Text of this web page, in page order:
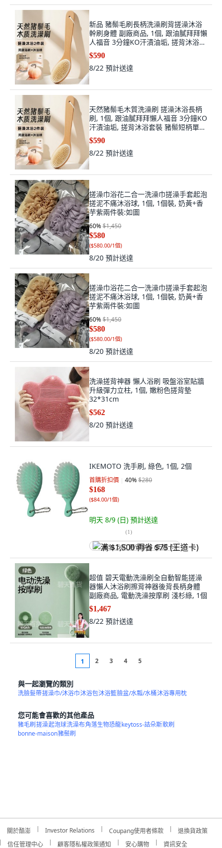
新品 豬鬃毛刷長柄洗澡刷背搓澡沐浴
幹刷身體 副廠商品, 1個, 跟油膩拜拜懶
人福音 3分鐘KO汗漬油垢, 搓背沐浴套
裝 豬鬃短柄單面刷+浴球
$590
8/22 預計送達
天然豬鬃毛木質洗澡刷 搓澡沐浴長柄
刷, 1個, 跟油膩拜拜懶人福音 3分鐘KO
汗漬油垢, 搓背沐浴套裝 豬鬃短柄單面
刷+浴球
$590
8/22 預計送達
搓澡巾浴花二合一洗澡巾搓澡手套起泡
搓泥不痛沐浴球, 1個, 1個裝, 奶黃+香
芋紫兩件裝:如圖
60%$1,450
$580
($580.00/1個)
8/20 預計送達
搓澡巾浴花二合一洗澡巾搓澡手套起泡
搓泥不痛沐浴球, 1個, 1個裝, 奶黃+香
芋紫兩件裝:如圖
60%$1,450
$580
($580.00/1個)
8/20 預計送達
洗澡搓背神器 懶人浴刷 吸盤浴室貼牆
升級彈力立柱, 1個, 嫩粉色搓背墊
32*31cm
$562
8/20 預計送達
IKEMOTO 洗手刷, 綠色, 1個, 2個
首購折扣價 40%$280
$168
($84.00/1個)
明天 8/9 (日) 預計送達
(1)
满 $1,500 再省 $75 (王道卡)
超值 碧天電動洗澡刷全自動智能搓澡
器懶人沐浴刷擦背神器後背長柄身體
副廠商品, 電動洗澡按摩刷 淺杉綠, 1個
$1,467
8/22 預計送達
1 2 3 4 5
與一起瀏覽的類別
洗臉髮帶搓澡巾/沐浴巾沐浴包沐浴籃臉盆/水瓢/水桶沐浴專用枕
您可能會喜歡的其他產品
豬毛刷搓澡起泡球洗澡布角落生物恐龍keytoss-詰朵斯軟刷
bonne-maison豬鬃刷
關於酷澎 Investor Relations Coupang使用者條款
退換貨政策
信任管理中心
顧客隱私權政策通知 安心購物 資訊安全